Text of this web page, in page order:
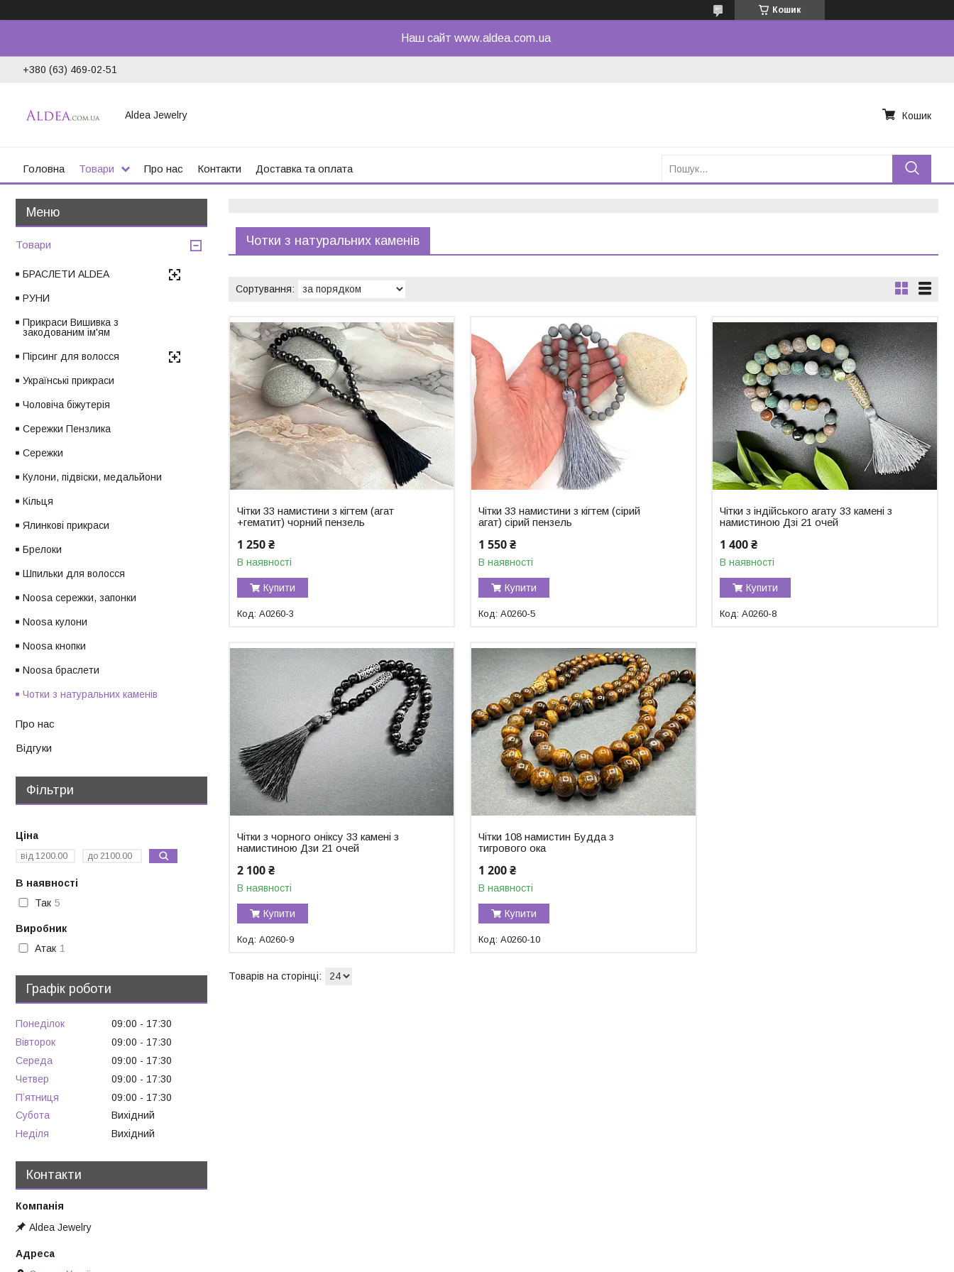
Кошик
Наш сайт www.aldea.com.ua
+380 (63) 469-02-51
Aldea Jewelry Кошик
Головна Товари Про нас Контакти Доставка та оплата
Чотки з натуральних каменів
Чітки 33 намистини з кігтем (агат
+гематит) чорний пензель
1 250 ₴
В наявності
Купити
A0260-3
Чітки 33 намистини з кігтем (сірий
агат) сірий пензель
1 550 ₴
В наявності
Купити
A0260-5
Чітки з індійського агату 33 камені з
намистиною Дзі 21 очей
1 400 ₴
В наявності
Купити
A0260-8
Чітки з чорного оніксу 33 камені з
намистиною Дзи 21 очей
2 100 ₴
В наявності
Купити
A0260-9
Чітки 108 намистин Будда з
тигрового ока
1 200 ₴
В наявності
Купити
A0260-10
Товари
БРАСЛЕТИ ALDEA
РУНИ
Прикраси Вишивка з
закодованим ім'ям
Пірсинг для волосся
Українські прикраси
Чоловіча біжутерія
Сережки Пензлика
Сережки
Кулони, підвіски, медальйони
Кільця
Ялинкові прикраси
Брелоки
Шпильки для волосся
Noosa сережки, запонки
Noosa кулони
Noosa кнопки
Noosa браслети
Чотки з натуральних каменів
Про нас
Відгуки
Фільтри
Ціна
В наявності
Так 5
Виробник
Атак 1
Графік роботи
Понеділок 09:00
17:30
Вівторок
09:00
17:30
Середа
09:00
17:30
Четвер
09:00
17:30
Пʼятниця
09:00
17:30
Субота
Вихідний
Неділя
Вихідний
Контакти
Aldea Jewelry